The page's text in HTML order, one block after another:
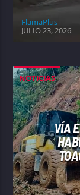
FlamaPlus
JULIO 23, 2026
NOTICIAS
VÍA